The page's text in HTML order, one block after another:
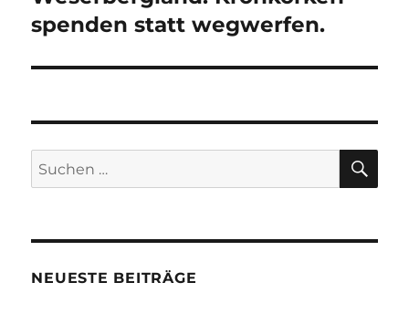
spenden statt wegwerfen.
Suchen
nach:
NEUESTE BEITRÄGE